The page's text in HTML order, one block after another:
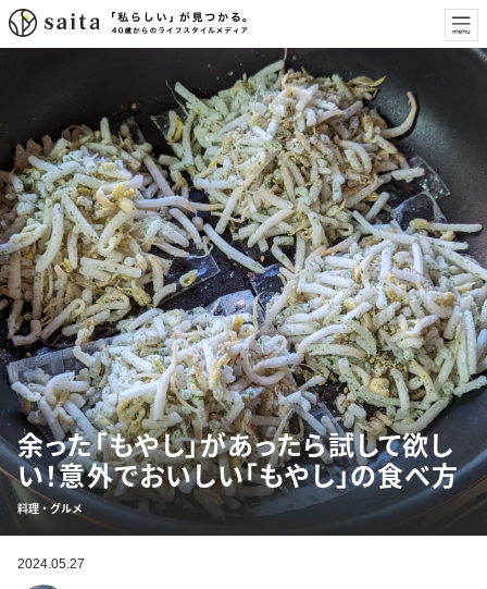
余った「もやし」があったら試して欲し
い！意外でおいしい「もやし」の食べ方
料理・グルメ
2024.05.27